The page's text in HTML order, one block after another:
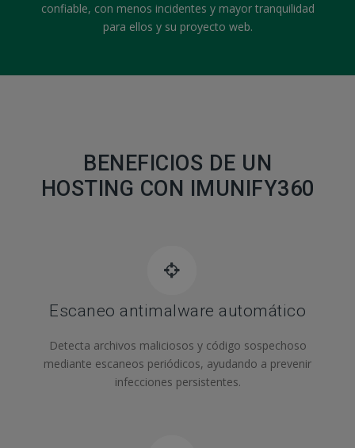
confiable, con menos incidentes y mayor tranquilidad
para ellos y su proyecto web.
BENEFICIOS DE UN
HOSTING CON IMUNIFY360
Escaneo antimalware automático
Detecta archivos maliciosos y código sospechoso
mediante escaneos periódicos, ayudando a prevenir
infecciones persistentes.